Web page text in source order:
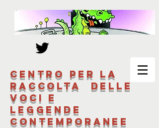
Centro per la
raccolta delle
voci e
leggende
contemporanee